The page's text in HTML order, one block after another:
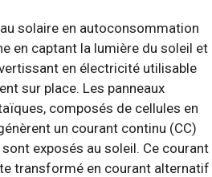
solaire en autoconsommation
en captant la lumière du soleil et
en électricité utilisable
sur place. Les panneaux
composés de cellules en
un courant continu (CC)
exposés au soleil. Ce courant
transformé en courant alternatif